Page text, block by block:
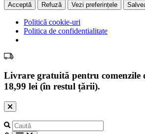
Acceptă Refuză Vezi preferințele
Politică cookie-uri
Politica de confidentialitate
Livrare gratuită pentru comenzile
18,99 lei (în restul țării).